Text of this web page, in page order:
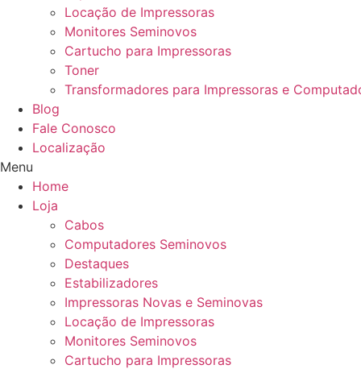
Locação de Impressoras
Monitores Seminovos
Cartucho para Impressoras
Toner
Transformadores para Impressoras e
Blog
Fale Conosco
Localização
Menu
Home
Loja
Cabos
Computadores Seminovos
Destaques
Estabilizadores
Impressoras Novas e Seminovas
Locação de Impressoras
Monitores Seminovos
Cartucho para Impressoras